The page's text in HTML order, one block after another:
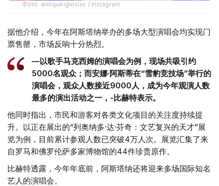
Фото: enriqueiglesias / Instagram
据他介绍，今年在阿斯塔纳举办的多场大型演唱会均实现门
票售罄，市场反响十分热烈。
—以歌手马克西姆的演唱会为例，现场共吸引约
5000名观众；而安娜·阿斯蒂在“雪豹竞技场”举行的
演唱会，观众人数接近9000人，成为今年观演人数
最多的演出活动之一，-比赫特表示。
他同时指出，市民和游客对各类文化项目的关注度持续提
升。以正在展出的“列奥纳多·达·芬奇：文艺复兴的天才”展
览为例，目前累计参观人数已突破4万人次。展览汇集了来
自罗马和佛罗伦萨多家博物馆的44件珍贵原作。
比赫特透露，今年年底前，阿斯塔纳还将迎来多场国际知名
艺人的演唱会。